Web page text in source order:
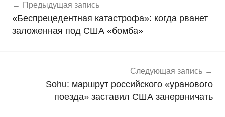
о
в
о
по
записям
Предыдущая запись
«Беспрецедентная катастрофа»: когда рванет
заложенная под США «бомба»
Следующая запись
Sohu: маршрут российского «уранового
поезда» заставил США занервничать